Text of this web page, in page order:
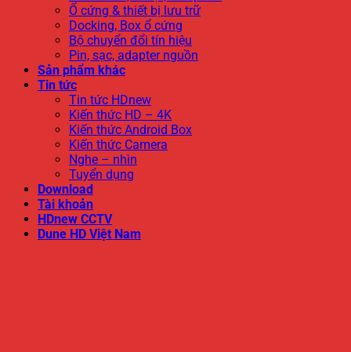
Ổ cứng & thiết bị lưu trữ
Docking, Box ổ cứng
Bộ chuyển đổi tín hiệu
Pin, sạc, adapter nguồn
Sản phẩm khác
Tin tức
Tin tức HDnew
Kiến thức HD – 4K
Kiến thức Android Box
Kiến thức Camera
Nghe – nhìn
Tuyển dụng
Download
Tài khoản
HDnew CCTV
Dune HD Việt Nam